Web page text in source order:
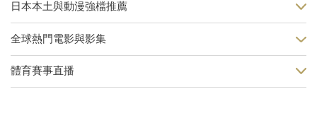
日本本土與動漫強檔推薦
全球熱門電影與影集
體育賽事直播